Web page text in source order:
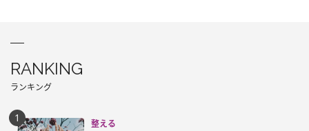
RANKING
ランキング
整える